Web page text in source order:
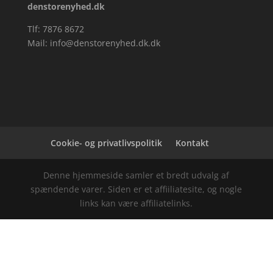
denstorenyhed.dk
Tlf: 7876 8672
Mail: info@denstorenyhed.dk.dk
Cookie- og privatlivspolitik Kontakt
Denne hjemmeside samler et bredt udvalg af
spændende varer. Siden er et affiiliatesite, og nogle
links kan være affiliatelinks.